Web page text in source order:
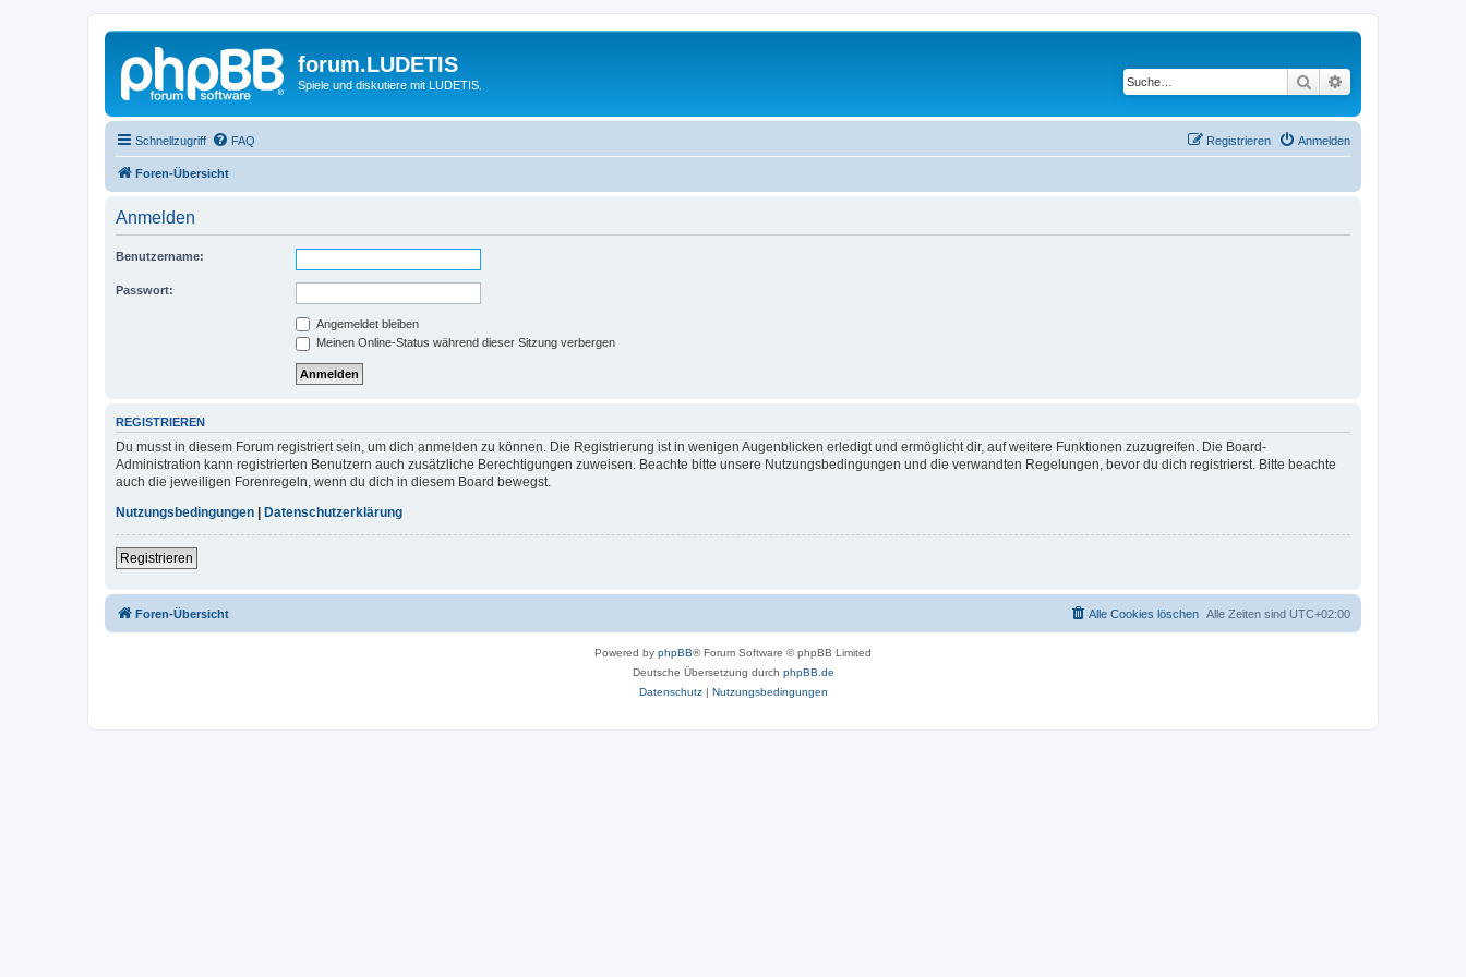
forum.LUDETIS
Spiele und diskutiere mit LUDETIS. Suche
Schnellzugriff FAQ Anmelden
Registrieren
Foren-Übersicht
Anmelden
Benutzername:
Passwort:
Angemeldet bleiben
Meinen Online-Status während dieser Sitzung verbergen
REGISTRIEREN
Du musst in diesem Forum registriert sein, um dich anmelden zu können. Die Registrierung ist in wenigen Augenblicken erledigt und ermöglicht dir, auf weitere Funktionen zuzugreifen. Die Board-
Administration kann registrierten Benutzern auch zusätzliche Berechtigungen zuweisen. Beachte bitte unsere Nutzungsbedingungen und die verwandten Regelungen, bevor du dich registrierst. Bitte beachte
auch die jeweiligen Forenregeln, wenn du dich in diesem Board bewegst.
Nutzungsbedingungen
Datenschutzerklärung
Registrieren
Foren-Übersicht Alle Zeiten sind UTC+02:00
Alle Cookies löschen
Powered by phpBB® Forum Software © phpBB Limited
Deutsche Übersetzung durch phpBB.de
Datenschutz| Nutzungsbedingungen